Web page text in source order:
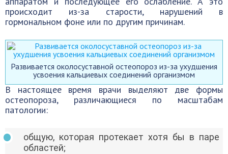
происходит из-за старости, нарушений в
гормональном фоне или по другим причинам.
Развивается околосуставной остеопороз из-за ухудшения
усвоения кальциевых соединений организмом
В настоящее время врачи выделяют две формы
остеопороза, различающиеся по масштабам
патологии:
общую, которая протекает хотя бы в паре
областей;